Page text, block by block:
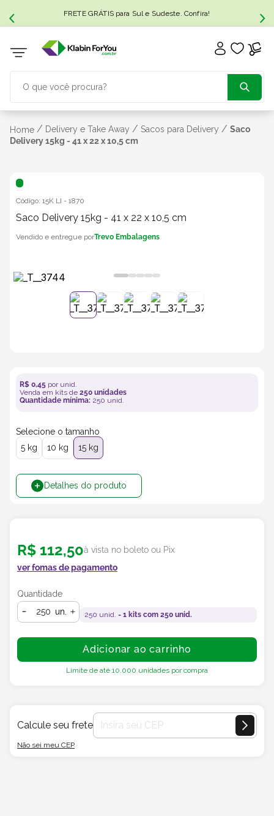
FRETE GRÁTIS para Sul e Sudeste. Confira!
Home / Delivery e Take Away / Sacos para Delivery / Saco
Delivery 15kg - 41 x 22 x 10,5 cm
Código: 15K LI - 1870
Saco Delivery 15kg - 41 x 22 x 10,5 cm
Trevo Embalagens
R$ 0,45 por unid.
Venda em kits de 250 unidades
Quantidade mínima: 250 unid.
Selecione o tamanho
5 kg
10 kg 15 kg
Detalhes do produto
R$ 112,50à vista no boleto ou Pix
ver fomas de pagamento
Quantidade
un.
250 unid. = 1 kits com 250 unid.
Adicionar ao carrinho
Limite de até 10.000 unidades por compra
Calcule seu frete
Não sei meu CEP
TERMOS MAIS BUSCADOS
caixas